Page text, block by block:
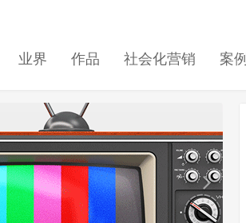
业界 作品 社会化营销 案例